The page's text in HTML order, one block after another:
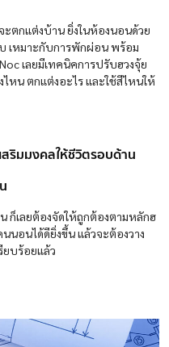
จะตกแต่งบ้าน ยิ่งในห้องนอนด้วย
เหมาะกับการพักผ่อน พร้อม
เลยมีเทคนิคการปรับฮวงจุ้ย
หน ตกแต่งอะไร และใช้สีไหนให้
ริมมงคลให้ชีวิตรอบด้าน
ก็เลยต้องจัดให้ถูกต้องตามหลักฮ
นอนได้ดียิ่งขึ้น แล้วจะต้องวาง
ยบร้อยแล้ว